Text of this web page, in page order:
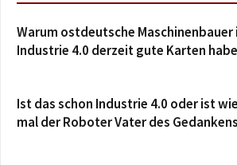
Warum ostdeutsche Maschinenbauer
Industrie 4.0 derzeit gute Karten
Ist das schon Industrie 4.0 oder ist
mal der Roboter Vater des